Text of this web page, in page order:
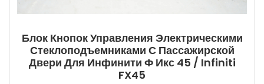
Блок Кнопок Управления Электрическими
Стеклоподъемниками С Пассажирской
Двери Для Инфинити Ф Икс 45 / Infiniti
FX45